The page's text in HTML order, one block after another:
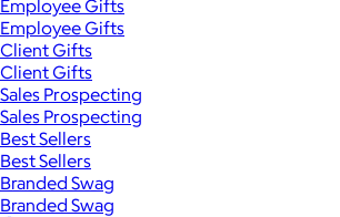
Employee Gifts
Employee Gifts
Client Gifts
Client Gifts
Sales Prospecting
Sales Prospecting
Best Sellers
Best Sellers
Branded Swag
Branded Swag